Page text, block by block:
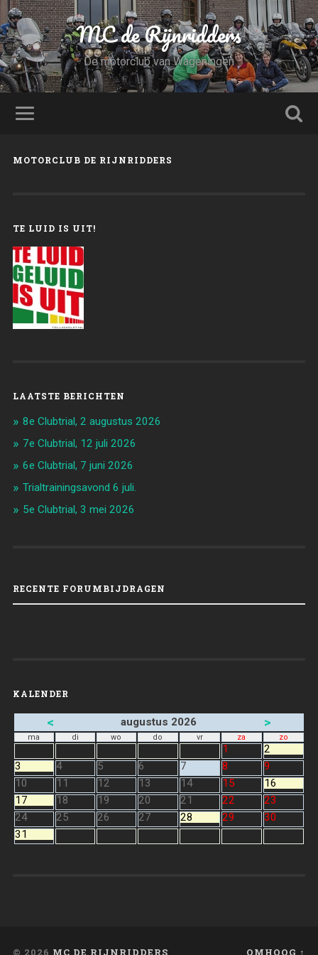
MC de Rijnridders
De motorclub van Wageningen
MOTORCLUB DE RIJNRIDDERS
TE LUID IS UIT!
LAATSTE BERICHTEN
8e Clubtrial, 2 augustus 2026
7e Clubtrial, 12 juli 2026
6e Clubtrial, 7 juni 2026
Trialtrainingsavond 6 juli.
5e Clubtrial, 3 mei 2026
RECENTE FORUMBIJDRAGEN
KALENDER
< augustus 2026 >
ma di wo do vr za zo
1
2
3
4 5 6 7 8
9
10
11 12 13 14 15
16
17
18 19 20 21 22
23
24
25 26 27 28 29
30
31
© 2026 MC DE RIJNRIDDERS OMHOOG ↑